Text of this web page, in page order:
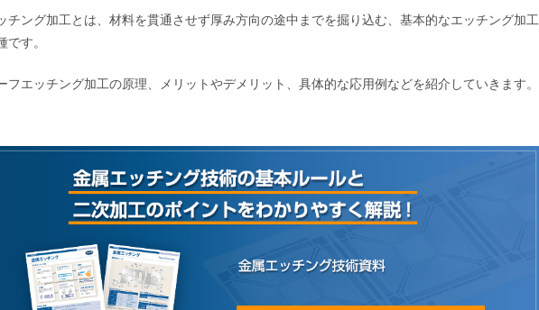
チング加工とは、材料を貫通させず厚み方向の途中までを掘り込む、基本的なエッチング加工
です。
フエッチング加工の原理、メリットやデメリット、具体的な応用例などを紹介していきます。